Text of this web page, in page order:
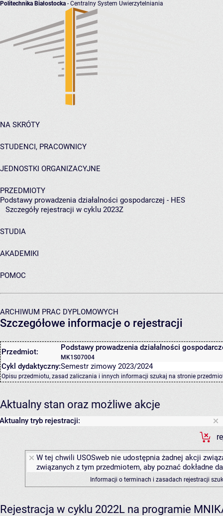
Politechnika Białostocka - Centralny System Uwierzytelniania
NA SKRÓTY
STUDENCI, PRACOWNICY
JEDNOSTKI ORGANIZACYJNE
PRZEDMIOTY
Podstawy prowadzenia działalności gospodarczej - HES
Szczegóły rejestracji w cyklu 2023Z
STUDIA
AKADEMIKI
POMOC
ARCHIWUM PRAC DYPLOMOWYCH
Szczegółowe informacje o rejestracji
Przedmiot: Podstawy prowadzenia działalności
MK1S07004
Cykl dydaktyczny:Semestr zimowy 2023/2024
Opisu przedmiotu, zasad zaliczania i innych informacji szukaj na stronie
Aktualny stan oraz możliwe akcje
Aktualny tryb rejestracji:
W tej chwili USOSweb nie udostępnia żadnej akcji
związanych z tym przedmiotem, aby poznać dokładne
Informacji o terminach i zasadach rejestracji
Rejestracja w cyklu 2022L na programie